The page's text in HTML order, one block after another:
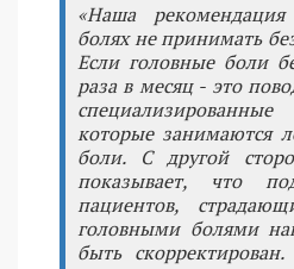
«Наша
болях не принимать
Если головные боли
раза в месяц - это
которые занимаются
боли. С другой
показывает, что
пациентов,
головными болями
быть